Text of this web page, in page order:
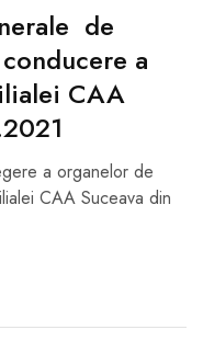
de
a
CAA
a organelor de
CAA Suceava din